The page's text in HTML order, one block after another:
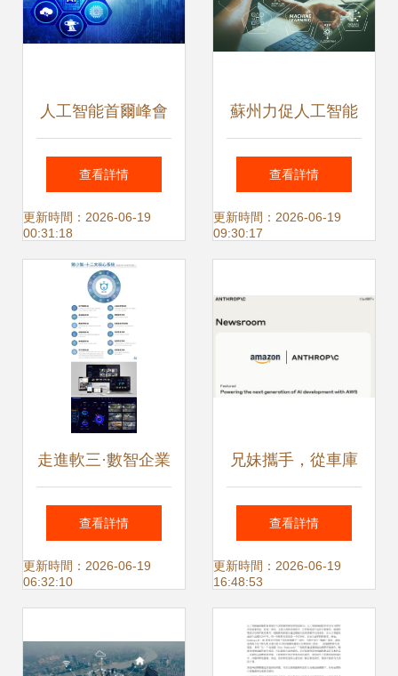
人工智能首爾峰會
16家AI公司的安全
承諾
查看詳情
更新時間：2026-06-19
00:31:18
蘇州力促人工智能
應用創新 奮楫數字
經濟“主賽道”
查看詳情
更新時間：2026-06-19
09:30:17
走進軟三·數智企業
廈門工業軟件、智
慧養豬、人工智能
查看詳情
更新時間：2026-06-19
06:32:10
兄妹攜手，從車庫
到硅谷 Anthropic
狂攬200億，重新
定義AI底層架構
查看詳情
更新時間：2026-06-19
16:48:53